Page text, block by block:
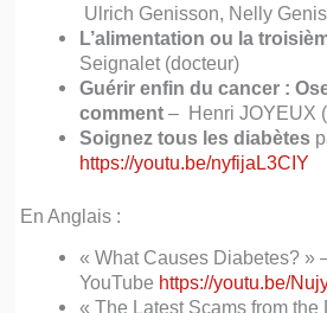
Ulrich Genisson, Nelly
L’alimentation ou la
Seignalet (docteur)
Guérir enfin du cancer :
comment– Henri JOYEUX
Soignez tous les diabètes
https://youtu.be/nyfijaL3CIY
En Anglais :
« What Causes Diabetes? »
YouTube https://youtu.be/
« The Latest Scams from the